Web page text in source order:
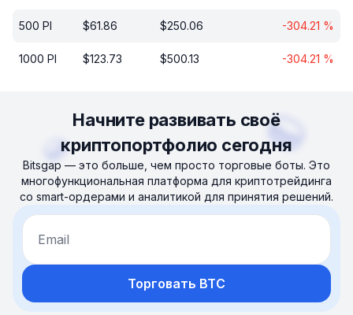
500 PI $61.86 $250.06 -304.21 %
1000 PI $123.73 $500.13 -304.21 %
Начните развивать своё
криптопортфолио сегодня
Bitsgap — это больше, чем просто торговые боты. Это
многофункциональная платформа для криптотрейдинга
со smart-ордерами и аналитикой для принятия решений.
Email
Торговать BTC